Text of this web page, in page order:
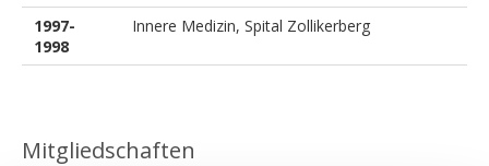
1997-
1998
Innere Medizin, Spital Zollikerberg
Mitgliedschaften